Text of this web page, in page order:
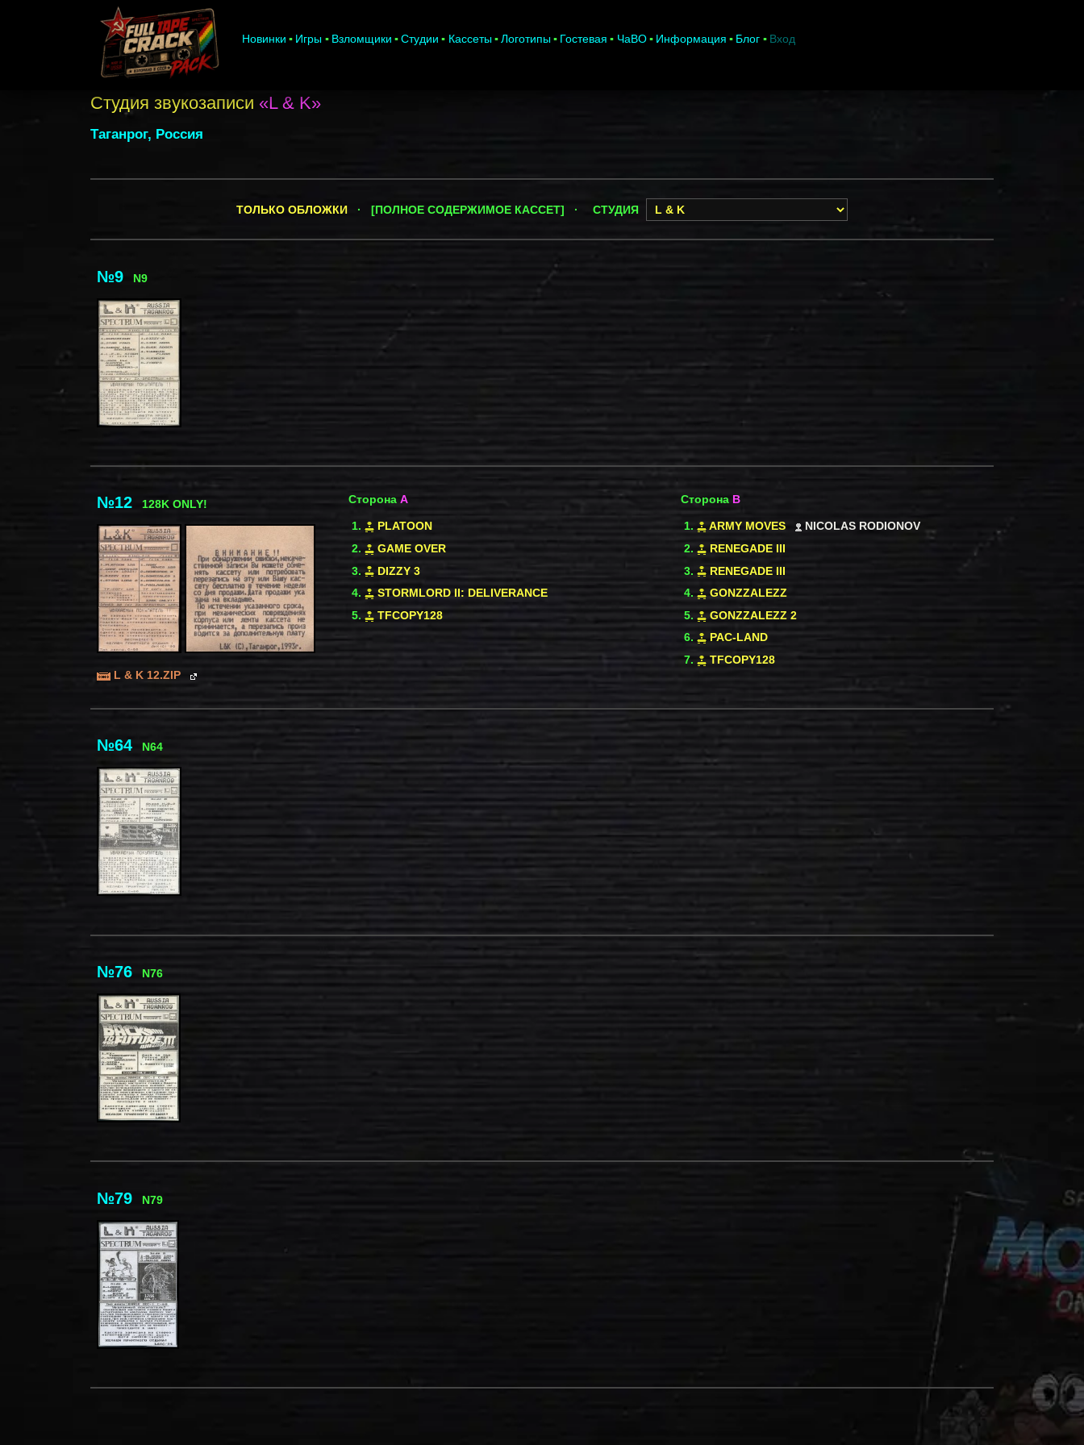
Новинки Игры Взломщики Студии Кассеты Логотипы Гостевая ЧаВО Информация Блог Вход
Студия звукозаписи «L & K»
Таганрог, Россия
ТОЛЬКО ОБЛОЖКИ· [ПОЛНОЕ СОДЕРЖИМОЕ КАССЕТ] · СТУДИЯ
№9 N9
№12 128K ONLY!
L & K 12.ZIP
Сторона A
PLATOON
GAME OVER
DIZZY 3
STORMLORD II: DELIVERANCE
TFCOPY128
Сторона B
ARMY MOVES
NICOLAS RODIONOV
RENEGADE III
RENEGADE III
GONZZALEZZ
GONZZALEZZ 2
PAC-LAND
TFCOPY128
№64 N64
№76 N76
№79 N79